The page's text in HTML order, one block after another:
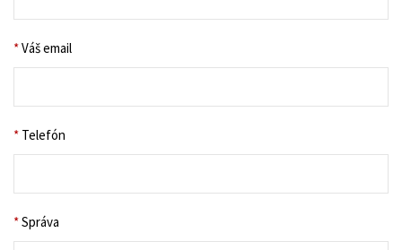
*Váš email
* Telefón
*Správa